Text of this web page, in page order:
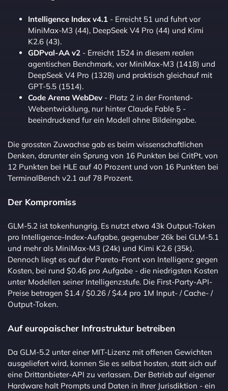
Intelligence Index v4.1 - Erreicht 51 und fuhrt vor
MiniMax-M3 (44), DeepSeek V4 Pro (44) und Kimi
K2.6 (43).
GDPval-AA v2 - Erreicht 1524 in diesem realen
agentischen Benchmark, vor MiniMax-M3 (1418) und
DeepSeek V4 Pro (1328) und praktisch gleichauf mit
GPT-5.5 (1514).
Code Arena WebDev - Platz 2 in der Frontend-
Webentwicklung, nur hinter Claude Fable 5 -
beeindruckend fur ein Modell ohne Bildeingabe.
Die grossten Zuwachse gab es beim wissenschaftlichen
Denken, darunter ein Sprung von 16 Punkten bei CritPt, von
12 Punkten bei HLE auf 40 Prozent und von 16 Punkten bei
TerminalBench v2.1 auf 78 Prozent.
Der Kompromiss
GLM-5.2 ist tokenhungrig. Es nutzt etwa 43k Output-Token
pro Intelligence-Index-Aufgabe, gegenuber 26k bei GLM-5.1
und mehr als MiniMax-M3 (24k) und Kimi K2.6 (35k).
Dennoch liegt es auf der Pareto-Front von Intelligenz gegen
Kosten, bei rund $0.46 pro Aufgabe - die niedrigsten Kosten
unter Modellen seiner Intelligenzstufe. Die First-Party-API-
Preise betragen $1.4 / $0.26 / $4.4 pro 1M Input- / Cache- /
Output-Token.
Auf europaischer Infrastruktur betreiben
Da GLM-5.2 unter einer MIT-Lizenz mit offenen Gewichten
ausgeliefert wird, konnen Sie es selbst hosten, statt sich auf
eine Drittanbieter-API zu verlassen. Der Betrieb auf eigener
Hardware halt Prompts und Daten in Ihrer Jurisdiktion - ein